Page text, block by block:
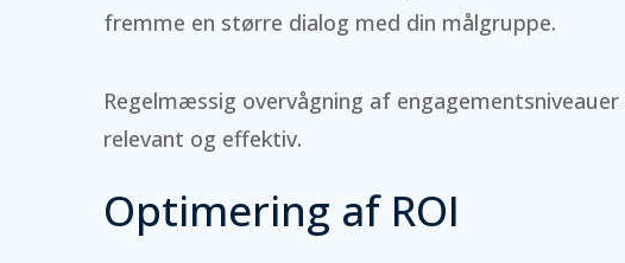
fremme en større dialog med din målgruppe.
Regelmæssig overvågning af
relevant og effektiv.
Optimering af ROI